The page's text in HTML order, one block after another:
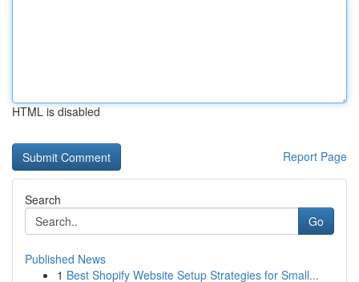
HTML is disabled
Report Page
Search
Go
Published News
1 Best Shopify Website Setup Strategies for Small...